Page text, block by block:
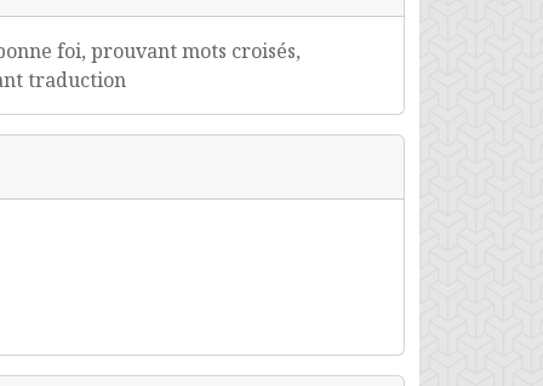
foi, prouvant mots croisés,
traduction